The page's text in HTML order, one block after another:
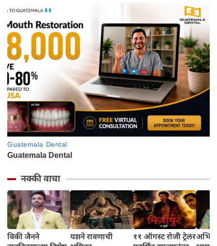
नक्की वाचा
विकी जैनने
यशने रावणाची
११ ऑगस्ट रोजी ट्रेलर